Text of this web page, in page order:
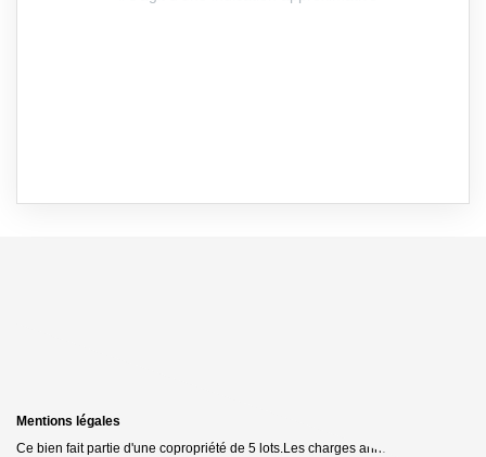
Mentions légales
Ce bien fait partie d'une copropriété de 5 lots.Les charges annuelles sont de